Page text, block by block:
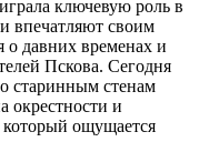
ключевую роль в
впечатляют своим
давних временах и
Пскова. Сегодня
старинным стенам
окрестности и
который ощущается